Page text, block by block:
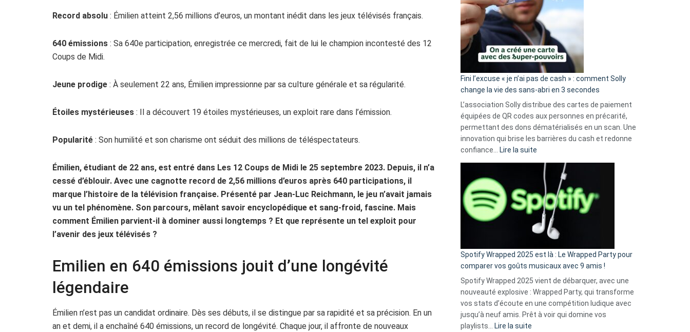
Record absolu : Émilien atteint 2,56 millions d’euros, un montant inédit dans les jeux télévisés français.
640 émissions : Sa 640e participation, enregistrée ce mercredi, fait de lui le champion incontesté des 12
Coups de Midi.
Jeune prodige : À seulement 22 ans, Émilien impressionne par sa culture générale et sa régularité.
Étoiles mystérieuses : Il a découvert 19 étoiles mystérieuses, un exploit rare dans l’émission.
Popularité : Son humilité et son charisme ont séduit des millions de téléspectateurs.
Émilien, étudiant de 22 ans, est entré dans Les 12 Coups de Midi le 25 septembre 2023. Depuis, il n’a
cessé d’éblouir. Avec une cagnotte record de 2,56 millions d’euros après 640 participations, il
marque l’histoire de la télévision française. Présenté par Jean-Luc Reichmann, le jeu n’avait jamais
vu un tel phénomène. Son parcours, mêlant savoir encyclopédique et sang-froid, fascine. Mais
comment Émilien parvient-il à dominer aussi longtemps ? Et que représente un tel exploit pour
l’avenir des jeux télévisés ?
Emilien en 640 émissions jouit d’une longévité
légendaire
Émilien n’est pas un candidat ordinaire. Dès ses débuts, il se distingue par sa rapidité et sa précision. En un
an et demi, il a enchaîné 640 émissions, un record de longévité. Chaque jour, il affronte de nouveaux
Fini l’excuse « je n’ai pas de cash » : comment Solly
change la vie des sans-abri en 3 secondes
L’association Solly distribue des cartes de paiement
équipées de QR codes aux personnes en précarité,
permettant des dons dématérialisés en un scan. Une
innovation qui brise les barrières du cash et redonne
confiance…
Lire la suite
l’excuse
je
n’ai
pas
de
cash
»
Solly
change
la
vie
Spotify Wrapped 2025 est là : Le Wrapped Party pour
comparer vos goûts musicaux avec 9 amis !
Spotify Wrapped 2025 vient de débarquer, avec une
nouveauté explosive : Wrapped Party, qui transforme
vos stats d’écoute en une compétition ludique avec
jusqu’à neuf amis. Prêt à voir qui domine vos
playlists…
Lire la suite